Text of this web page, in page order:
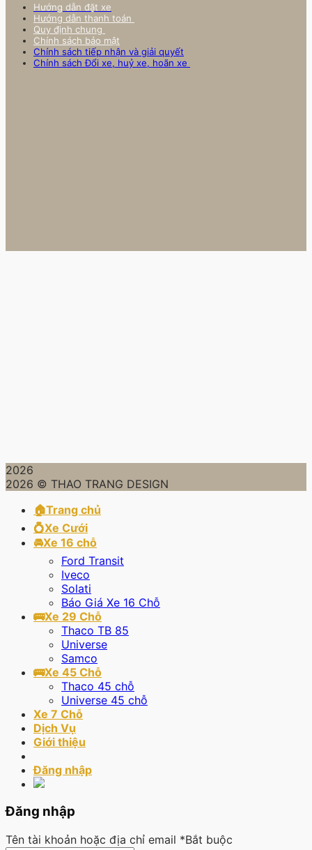
Hướng dẫn đặt xe
Hướng dẫn thanh toán
Quy định chung
Chính sách bảo mật
Chính sách tiếp nhận và giải quyết
Chính sách Đổi xe, huỷ xe, hoãn xe
2026
2026 © THAO TRANG DESIGN
🏠Trang chủ
💍Xe Cưới
🚘Xe 16 chỗ
Ford Transit
Iveco
Solati
Báo Giá Xe 16 Chỗ
🚌Xe 29 Chỗ
Thaco TB 85
Universe
Samco
🚌Xe 45 Chỗ
Thaco 45 chỗ
Universe 45 chỗ
Xe 7 Chỗ
Dịch Vụ
Giới thiệu
Đăng nhập
Đăng nhập
Tên tài khoản hoặc địa chỉ email *Bắt buộc